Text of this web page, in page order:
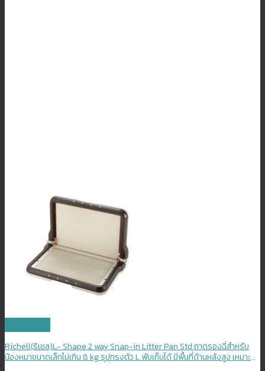
Richell(ริเชล)L- Shape 2 way Snap-in Litter Pan Std ถาดรองฉี่สำหรับ
น้องหมาขนาดเล็กไม่เกิน 8 kg รุปทรงตัว L พับเก็บได้ มีพื้นที่ด้านหลังสูง เหมาะ